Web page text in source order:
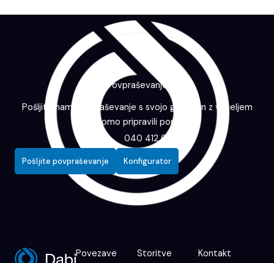
Povpraševanje
Pošljite nam povpraševanje s svojo grafiko in z veseljem
vam bomo pripravili ponudbo.
040 412 643
Pošljite povpraševanje Konfigurator
Povezave
Storitve
Kontakt